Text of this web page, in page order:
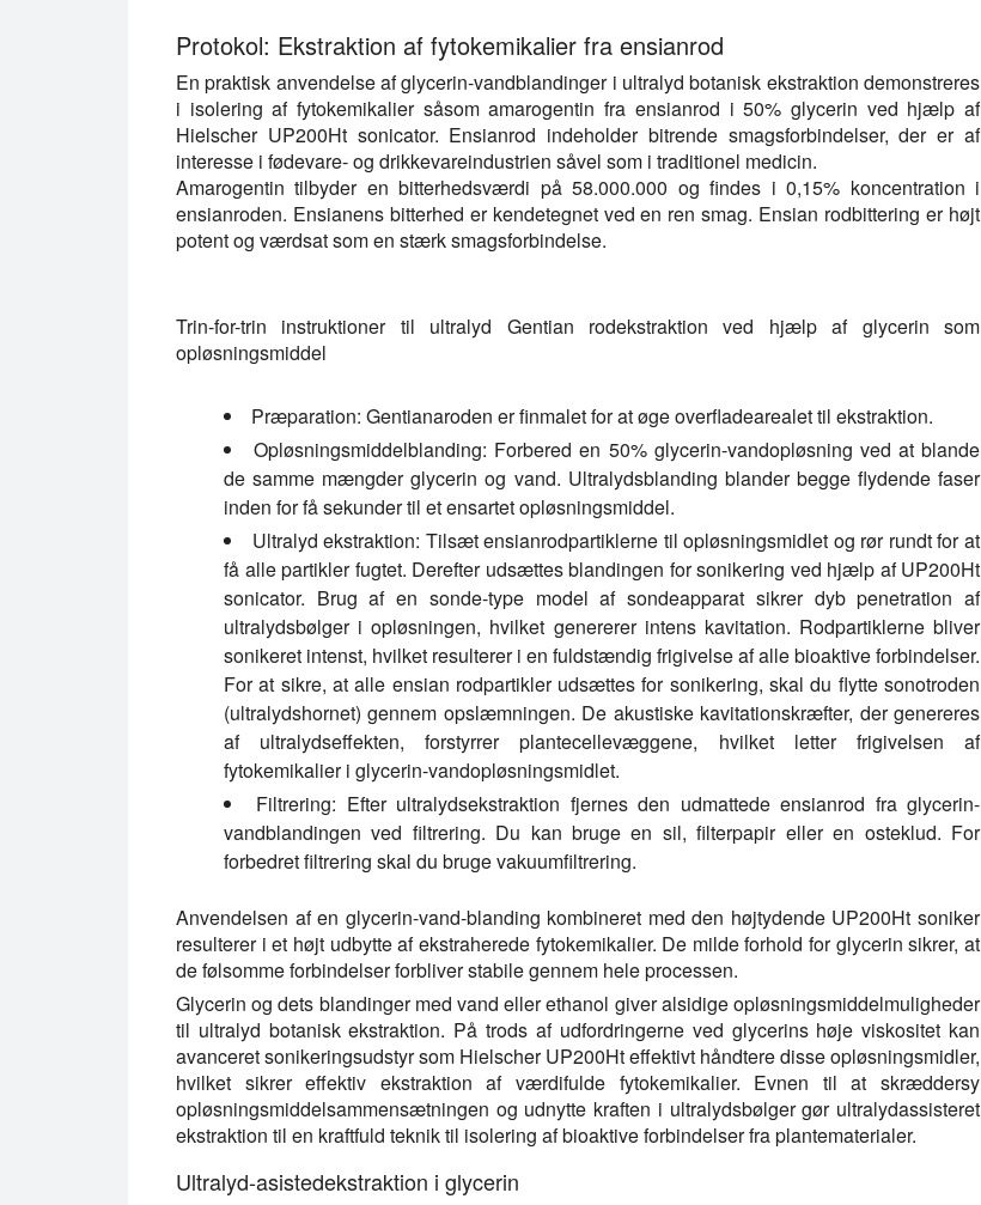
Protokol: Ekstraktion af fytokemikalier fra ensianrod
En praktisk anvendelse af glycerin-vandblandinger i ultralyd botanisk ekstraktion demonstreres
i isolering af fytokemikalier såsom amarogentin fra ensianrod i 50% glycerin ved hjælp af
Hielscher UP200Ht sonicator. Ensianrod indeholder bitrende smagsforbindelser, der er af
interesse i fødevare- og drikkevareindustrien såvel som i traditionel medicin.
Amarogentin tilbyder en bitterhedsværdi på 58.000.000 og findes i 0,15% koncentration i
ensianroden. Ensianens bitterhed er kendetegnet ved en ren smag. Ensian rodbittering er højt
potent og værdsat som en stærk smagsforbindelse.
Trin-for-trin instruktioner til ultralyd Gentian rodekstraktion ved hjælp af glycerin som
opløsningsmiddel
Præparation: Gentianaroden er finmalet for at øge overfladearealet til ekstraktion.
Opløsningsmiddelblanding: Forbered en 50% glycerin-vandopløsning ved at blande
de samme mængder glycerin og vand. Ultralydsblanding blander begge flydende faser
inden for få sekunder til et ensartet opløsningsmiddel.
Ultralyd ekstraktion: Tilsæt ensianrodpartiklerne til opløsningsmidlet og rør rundt for at
få alle partikler fugtet. Derefter udsættes blandingen for sonikering ved hjælp af UP200Ht
sonicator. Brug af en sonde-type model af sondeapparat sikrer dyb penetration af
ultralydsbølger i opløsningen, hvilket genererer intens kavitation. Rodpartiklerne bliver
sonikeret intenst, hvilket resulterer i en fuldstændig frigivelse af alle bioaktive forbindelser.
For at sikre, at alle ensian rodpartikler udsættes for sonikering, skal du flytte sonotroden
(ultralydshornet) gennem opslæmningen. De akustiske kavitationskræfter, der genereres
af ultralydseffekten, forstyrrer plantecellevæggene, hvilket letter frigivelsen af
fytokemikalier i glycerin-vandopløsningsmidlet.
Filtrering: Efter ultralydsekstraktion fjernes den udmattede ensianrod fra glycerin-
vandblandingen ved filtrering. Du kan bruge en sil, filterpapir eller en osteklud. For
forbedret filtrering skal du bruge vakuumfiltrering.
Anvendelsen af en glycerin-vand-blanding kombineret med den højtydende UP200Ht soniker
resulterer i et højt udbytte af ekstraherede fytokemikalier. De milde forhold for glycerin sikrer, at
de følsomme forbindelser forbliver stabile gennem hele processen.
Glycerin og dets blandinger med vand eller ethanol giver alsidige opløsningsmiddelmuligheder
til ultralyd botanisk ekstraktion. På trods af udfordringerne ved glycerins høje viskositet kan
avanceret sonikeringsudstyr som Hielscher UP200Ht effektivt håndtere disse opløsningsmidler,
hvilket sikrer effektiv ekstraktion af værdifulde fytokemikalier. Evnen til at skræddersy
opløsningsmiddelsammensætningen og udnytte kraften i ultralydsbølger gør ultralydassisteret
ekstraktion til en kraftfuld teknik til isolering af bioaktive forbindelser fra plantematerialer.
Ultralyd-asistedekstraktion i glycerin